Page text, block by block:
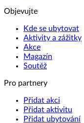
Objevujte
Kde se ubytovat
Aktivity a zážitky
Akce
Magazín
Soutěž
Pro partnery
Přidat akci
Přidat aktivitu
Přidat ubytování